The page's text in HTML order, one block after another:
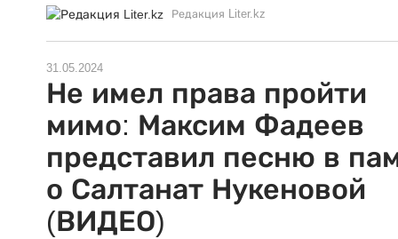
Редакция Liter.kz
31.05.2024
Не имел права пройти
мимо: Максим Фадеев
представил песню в
о Салтанат Нукеновой
(ВИДЕО)